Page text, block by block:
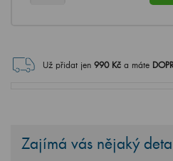
Už přidat jen 990Kč a máte
Zajímá vás nějaký